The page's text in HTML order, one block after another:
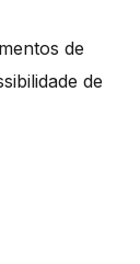
de
de